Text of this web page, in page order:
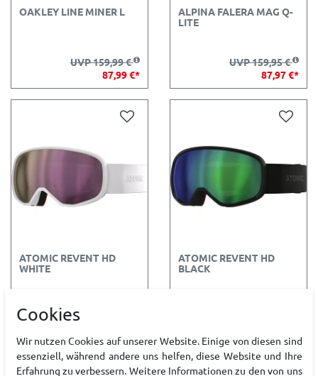
OAKLEY LINE MINER L
UVP 159,99 €
87,99 €*
ALPINA FALERA MAG Q-
LITE
UVP 159,95 €
87,97 €*
ATOMIC REVENT HD
WHITE
ATOMIC REVENT HD
BLACK
Cookies
Wir nutzen Cookies auf unserer Website. Einige von diesen sind
essenziell, während andere uns helfen, diese Website und Ihre
Erfahrung zu verbessern. Weitere Informationen zu den von uns